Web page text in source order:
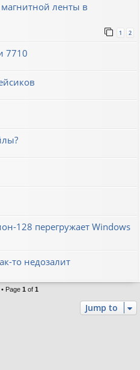
магнитной ленты в
1 2
7710
128 перегружает Windows
то недозалит
Page 1 of 1
Jump to